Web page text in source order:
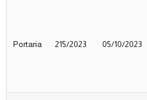
Portaria 215/2023 05/10/2023